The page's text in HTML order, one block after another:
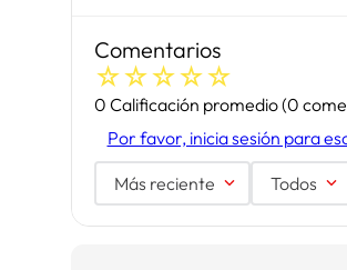
Comentarios
☆☆☆☆☆
0 Calificación promedio(0
Por favor, inicia sesión para
Más reciente Todos